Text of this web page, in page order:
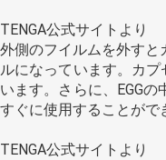
TENGA公式サイトより
外側のフイルムを外すと
ルになっています。カプ
います。さらに、EGGの
すぐに使用することがで
TENGA公式サイトより